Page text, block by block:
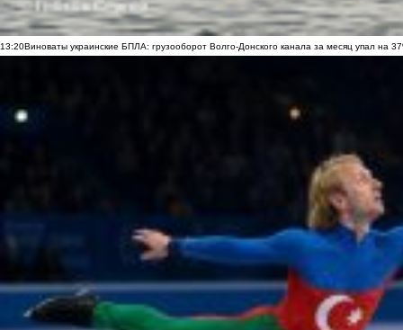
13:20Виноваты украинские БПЛА: грузооборот Волго-Донского канала за месяц упал на